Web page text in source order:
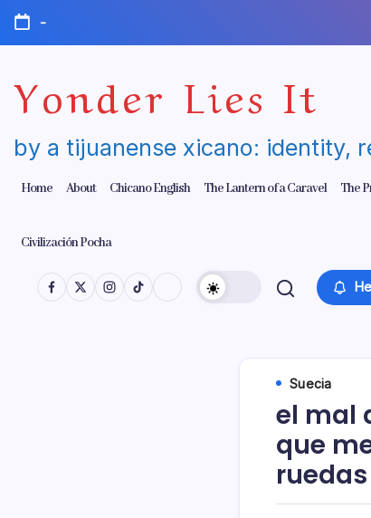
Skip
content
-
Yonder Lies It
by a tijuanense xicano: identity,
Home About Chicano English The Lantern of a Caravel The
Civilización Pocha
Suecia
el mal
que